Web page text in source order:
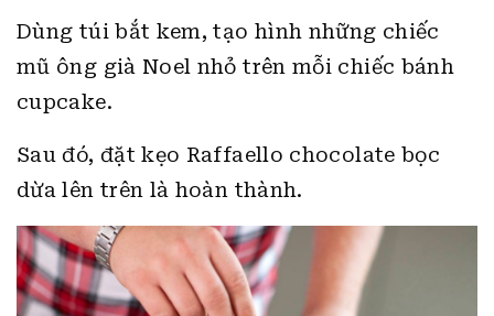
Dùng túi bắt kem, tạo hình những chiếc
mũ ông già Noel nhỏ trên mỗi chiếc bánh
cupcake.
Sau đó, đặt kẹo Raffaello chocolate bọc
dừa lên trên là hoàn thành.